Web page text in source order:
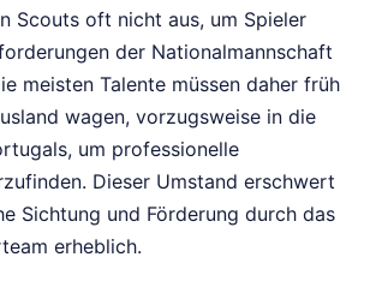
Scouts oft nicht aus, um Spieler
der Nationalmannschaft
meisten Talente müssen daher früh
wagen, vorzugsweise in die
um professionelle
Dieser Umstand erschwert
Sichtung und Förderung durch das
erheblich.